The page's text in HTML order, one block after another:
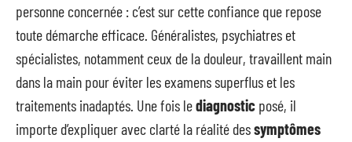
personne concernée : c’est sur cette confiance que repose
toute démarche efficace. Généralistes, psychiatres et
spécialistes, notamment ceux de la douleur, travaillent main
dans la main pour éviter les examens superflus et les
traitements inadaptés. Une fois lediagnostic posé, il
importe d’expliquer avec clarté la réalité dessymptômes